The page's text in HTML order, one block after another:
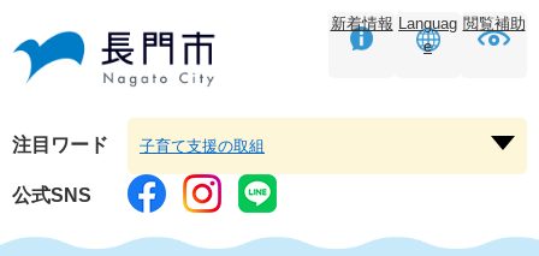
頭
す。
飛
し
本
新着情報 Languag
e
閲覧補助
注目ワード
ー
子育て支援の取組
公式SNS